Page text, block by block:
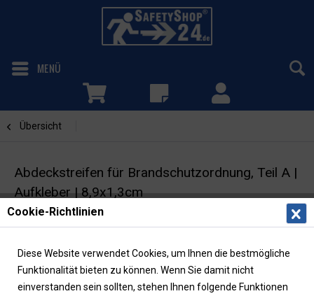
MENÜ
Übersicht
Abdeckstreifen für Brandschutzordnung, Teil A |
Aufkleber | 8,9x1,3cm
Cookie-Richtlinien
Diese Website verwendet Cookies, um Ihnen die bestmögliche
Funktionalität bieten zu können. Wenn Sie damit nicht
einverstanden sein sollten, stehen Ihnen folgende Funktionen